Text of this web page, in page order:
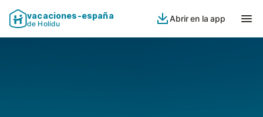
vacaciones-españa
de Holidu
Abrir en la app